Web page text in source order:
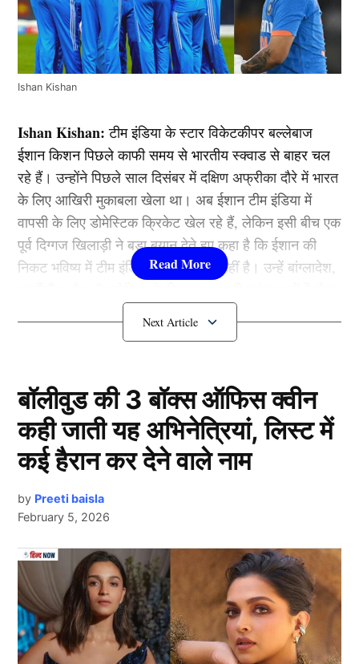
Ishan Kishan
Ishan Kishan: टीम इंडिया के स्टार विकेटकीपर बल्लेबाज
ईशान किशन पिछले काफी समय से भारतीय स्क्वाड से बाहर चल
रहे हैं। उन्होंने पिछले साल दिसंबर में दक्षिण अफ्रीका दौरे में भारत
के लिए आखिरी मुकाबला खेला था। अब ईशान टीम इंडिया में
वापसी के लिए डोमेस्टिक क्रिकेट खेल रहे हैं, लेकिन इसी बीच एक
पूर्व दिग्गज खिलाड़ी ने बड़ा बयान देते हुए कहा है कि ईशान की
निकट भविष्य में टीम इंडिया में एंट्री संभव नहीं है। उन्हें बांग्लादेश,
Ishan Kishan
दरअसल, ईशान किशन (Ishan Kishan) ने हाल ही में बुची बाबू
टूर्नामेंट में अपने धमाकेदार शतक जड़ते हुए सभी का ध्यान खींचा
Next Article
बॉलीवुड की 3 बॉक्स ऑफिस क्वीन
कही जाती यह अभिनेत्रियां, लिस्ट में
कई हैरान कर देने वाले नाम
by Preeti baisla
February 5, 2026